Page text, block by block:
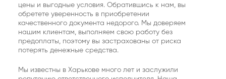
цены и выгодные условия. Обратившись к нам, вы
обретете уверенность в приобретении
качественного документа недорого. Мы доверяем
нашим клиентам, выполняем свою работу без
предоплаты, поэтому вы застрахованы от риска
потерять денежные средства.
Мы известны в Харькове много лет и заслужили